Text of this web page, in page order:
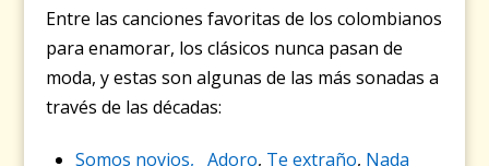
Entre las canciones favoritas de los colombianos
para enamorar, los clásicos nunca pasan de
moda, y estas son algunas de las más sonadas a
través de las décadas:
Somos novios, Adoro, Te extraño, Nada